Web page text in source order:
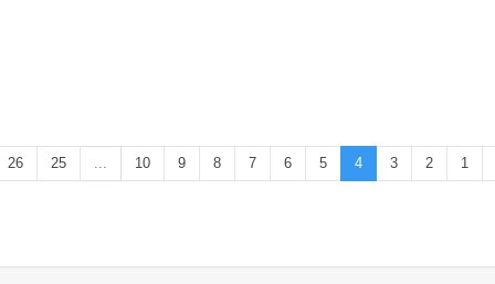
1
2
3
4
5
6
7
8
9
10
...
25
26